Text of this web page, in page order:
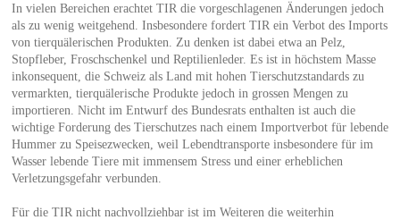
In vielen Bereichen erachtet TIR die vorgeschlagenen Änderungen jedoch
als zu wenig weitgehend. Insbesondere fordert TIR ein Verbot des Imports
von tierquälerischen Produkten. Zu denken ist dabei etwa an Pelz,
Stopfleber, Froschschenkel und Reptilienleder. Es ist in höchstem Masse
inkonsequent, die Schweiz als Land mit hohen Tierschutzstandards zu
vermarkten, tierquälerische Produkte jedoch in grossen Mengen zu
importieren. Nicht im Entwurf des Bundesrats enthalten ist auch die
wichtige Forderung des Tierschutzes nach einem Importverbot für lebende
Hummer zu Speisezwecken, weil Lebendtransporte insbesondere für im
Wasser lebende Tiere mit immensem Stress und einer erheblichen
Verletzungsgefahr verbunden.
Für die TIR nicht nachvollziehbar ist im Weiteren die weiterhin